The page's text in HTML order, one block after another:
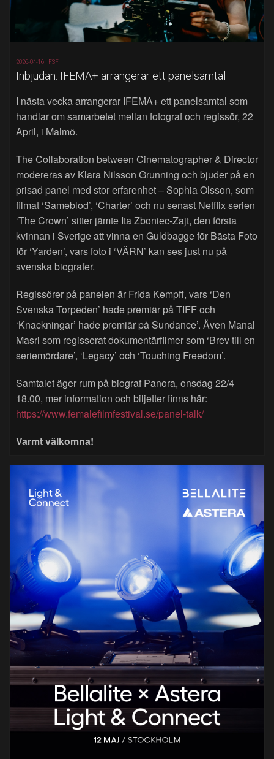
2026-04-16 | FSF
Inbjudan: IFEMA+ arrangerar ett panelsamtal
I nästa vecka arrangerar IFEMA+ ett panelsamtal som
handlar om samarbetet mellan fotograf och regissör, 22
April, i Malmö.
The Collaboration between Cinematographer & Director
modereras av Klara Nilsson Grunning och bjuder på en
prisad panel med stor erfarenhet – Sophia Olsson, som
filmat ‘Sameblod’, ‘Charter’ och nu senast Netflix serien
‘The Crown’ sitter jämte Ita Zboniec-Zajt, den första
kvinnan i Sverige att vinna en Guldbagge för Bästa Foto
för ‘Yarden’, vars foto i ‘VÄRN’ kan ses just nu på
svenska biografer.
Regissörer på panelen är Frida Kempff, vars ‘Den
Svenska Torpeden’ hade premiär på TIFF och
‘Knackningar’ hade premiär på Sundance’. Även Manal
Masri som regisserat dokumentärfilmer som ‘Brev till en
seriemördare’, ‘Legacy’ och ‘Touching Freedom’.
Samtalet äger rum på biograf Panora, onsdag 22/4
18.00, mer information och biljetter finns här:
https://www.femalefilmfestival.se/panel-talk/
Varmt välkomna!